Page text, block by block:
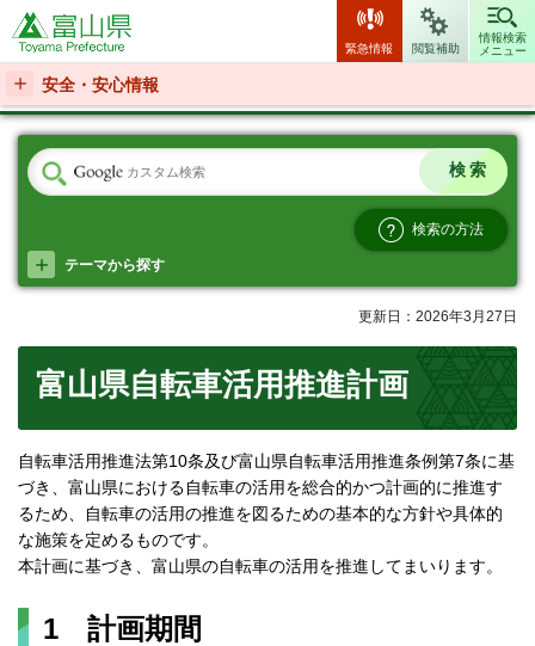
富山県
緊急情報 閲覧補助
情報検索
メニュー
安全・安心情報
検索の方法
テーマから探す
更新日：2026年3月27日
富山県自転車活用推進計画
自転車活用推進法第10条及び富山県自転車活用推進条例第7条に基
づき、富山県における自転車の活用を総合的かつ計画的に推進す
るため、自転車の活用の推進を図るための基本的な方針や具体的
な施策を定めるものです。
本計画に基づき、富山県の自転車の活用を推進してまいります。
1 計画期間